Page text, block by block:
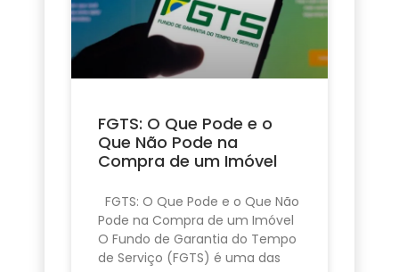
FGTS: O Que Pode e o
Que Não Pode na
Compra de um Imóvel
FGTS: O Que Pode e o Que Não
Pode na Compra de um Imóvel
O Fundo de Garantia do Tempo
de Serviço (FGTS) é uma das